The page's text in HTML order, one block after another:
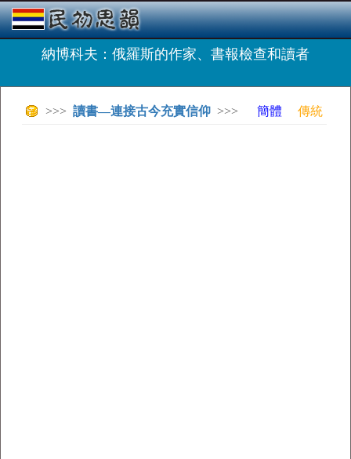
納博科夫：俄羅斯的作家、書報檢查和讀者
>>> 讀書—連接古今充實信仰 >>> 簡體 傳統